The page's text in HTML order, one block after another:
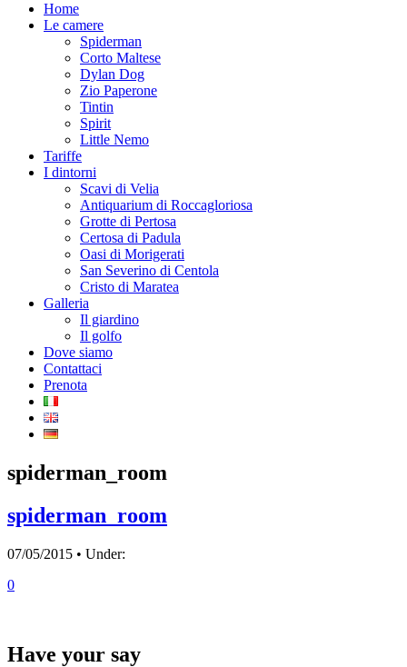
Home
Le camere
Spiderman
Corto Maltese
Dylan Dog
Zio Paperone
Tintin
Spirit
Little Nemo
Tariffe
I dintorni
Scavi di Velia
Antiquarium di Roccagloriosa
Grotte di Pertosa
Certosa di Padula
Oasi di Morigerati
San Severino di Centola
Cristo di Maratea
Galleria
Il giardino
Il golfo
Dove siamo
Contattaci
Prenota
spiderman_room
spiderman_room
07/05/2015 • Under:
0
Have your say